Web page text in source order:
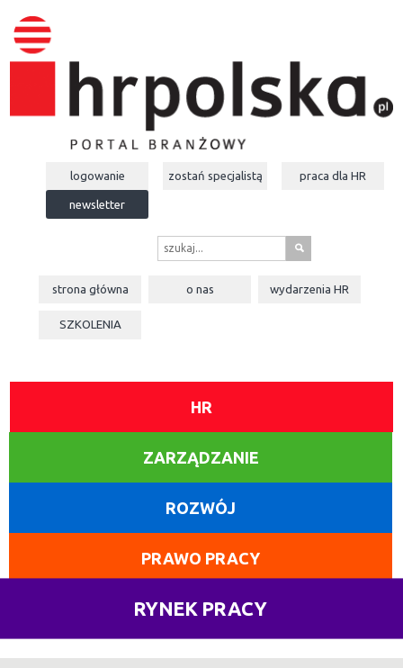
logowanie zostań specjalistą praca dla HR
newsletter
s
strona główna o nas wydarzeniaHR
SZKOLENIA
HR
ZARZĄDZANIE
ROZWÓJ
PRAWO PRACY
RYNEK PRACY